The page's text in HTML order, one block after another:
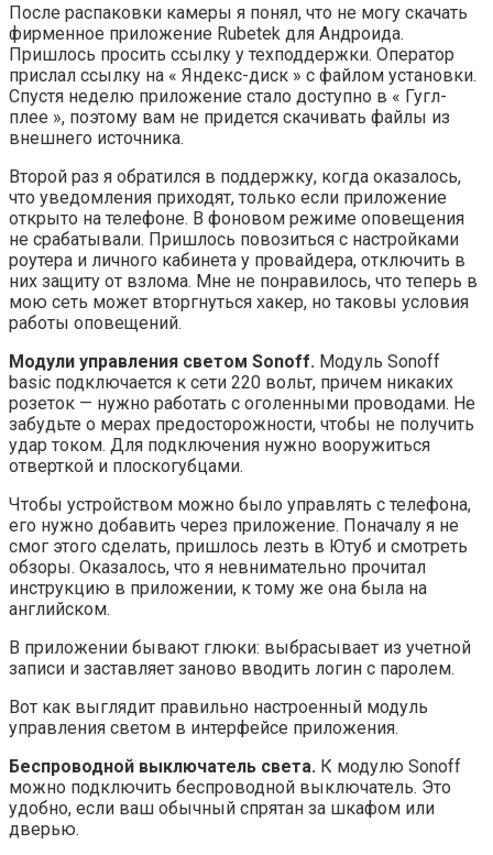
После распаковки камеры я понял, что не могу скачать
фирменное приложение Rubetek для Андроида.
Пришлось просить ссылку у техподдержки. Оператор
прислал ссылку на « Яндекс-диск » с файлом установки.
Спустя неделю приложение стало доступно в « Гугл-
плее », поэтому вам не придется скачивать файлы из
внешнего источника.
Второй раз я обратился в поддержку, когда оказалось,
что уведомления приходят, только если приложение
открыто на телефоне. В фоновом режиме оповещения
не срабатывали. Пришлось повозиться с настройками
роутера и личного кабинета у провайдера, отключить в
них защиту от взлома. Мне не понравилось, что теперь в
мою сеть может вторгнуться хакер, но таковы условия
работы оповещений.
Модули управления светом Sonoff. Модуль Sonoff
basic подключается к сети 220 вольт, причем никаких
розеток — нужно работать с оголенными проводами. Не
забудьте о мерах предосторожности, чтобы не получить
удар током. Для подключения нужно вооружиться
отверткой и плоскогубцами.
Чтобы устройством можно было управлять с телефона,
его нужно добавить через приложение. Поначалу я не
смог этого сделать, пришлось лезть в Ютуб и смотреть
обзоры. Оказалось, что я невнимательно прочитал
инструкцию в приложении, к тому же она была на
английском.
В приложении бывают глюки: выбрасывает из учетной
записи и заставляет заново вводить логин с паролем.
Вот как выглядит правильно настроенный модуль
управления светом в интерфейсе приложения.
Беспроводной выключатель света. К модулю Sonoff
можно подключить беспроводной выключатель. Это
удобно, если ваш обычный спрятан за шкафом или
дверью.